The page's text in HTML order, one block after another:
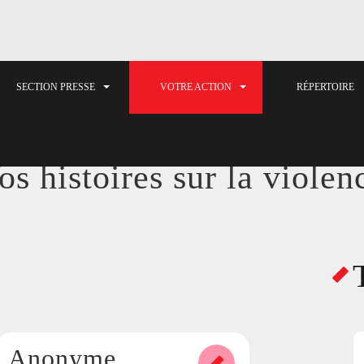
SECTION PRESSE VOTRE ACTION RÉPERTOIRE
histoires sur la
SÉLECTIONNEZ VOTRE